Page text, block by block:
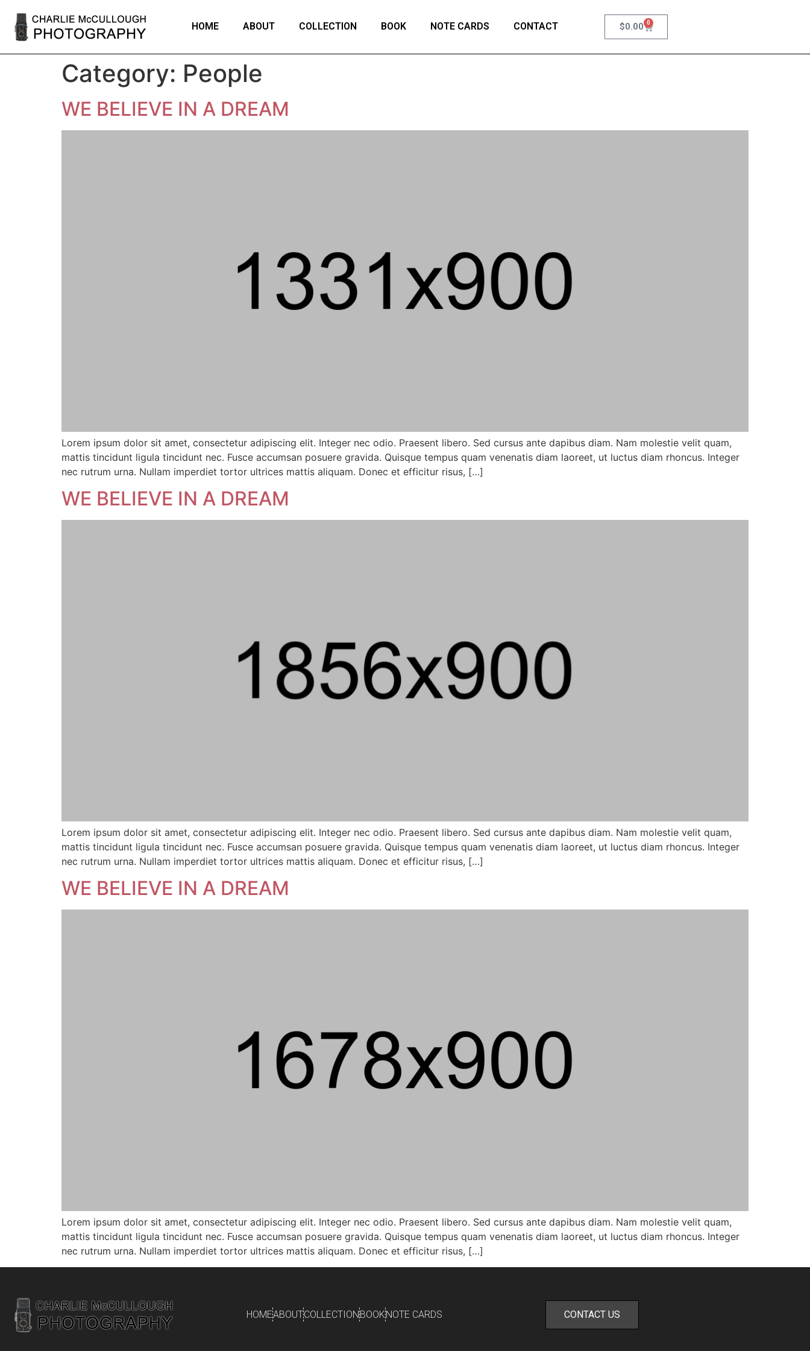
HOME ABOUT COLLECTION BOOK NOTE CARDS CONTACT $0.00 0
Category: People
WE BELIEVE IN A DREAM
Lorem ipsum dolor sit amet, consectetur adipiscing elit. Integer nec odio. Praesent libero. Sed cursus ante dapibus diam. Nam molestie velit quam,
mattis tincidunt ligula tincidunt nec. Fusce accumsan posuere gravida. Quisque tempus quam venenatis diam laoreet, ut luctus diam rhoncus. Integer
nec rutrum urna. Nullam imperdiet tortor ultrices mattis aliquam. Donec et efficitur risus, […]
WE BELIEVE IN A DREAM
Lorem ipsum dolor sit amet, consectetur adipiscing elit. Integer nec odio. Praesent libero. Sed cursus ante dapibus diam. Nam molestie velit quam,
mattis tincidunt ligula tincidunt nec. Fusce accumsan posuere gravida. Quisque tempus quam venenatis diam laoreet, ut luctus diam rhoncus. Integer
nec rutrum urna. Nullam imperdiet tortor ultrices mattis aliquam. Donec et efficitur risus, […]
WE BELIEVE IN A DREAM
Lorem ipsum dolor sit amet, consectetur adipiscing elit. Integer nec odio. Praesent libero. Sed cursus ante dapibus diam. Nam molestie velit quam,
mattis tincidunt ligula tincidunt nec. Fusce accumsan posuere gravida. Quisque tempus quam venenatis diam laoreet, ut luctus diam rhoncus. Integer
nec rutrum urna. Nullam imperdiet tortor ultrices mattis aliquam. Donec et efficitur risus, […]
HOMEABOUTCOLLECTIONBOOKNOTE CARDS CONTACT US